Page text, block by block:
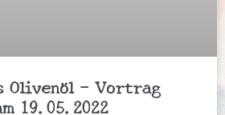
Olivenöl – Vortrag
19.05.2022